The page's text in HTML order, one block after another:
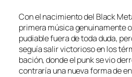
Con el na­ci­mien­to del Black
pri­me­ra mú­si­ca ge­nui­na­men­te
pu­dia­ble fue­ra de to­da du­da,
se­guía sa­lir vic­to­rio­so en los
ba­ción, don­de el punk se vio
con­tra­ría una nue­va for­ma de